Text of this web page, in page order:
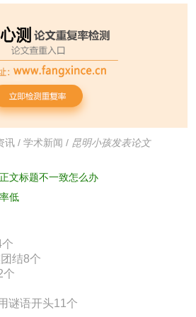
讯 / 学术新闻 / 昆明小孩发表论文
文标题不一致怎么办
低
结8个
个
谜语开头11个